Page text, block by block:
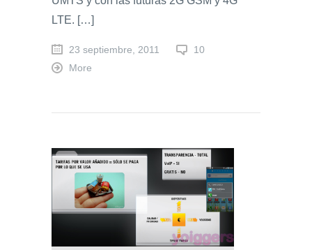
LTE. […]
23 septiembre, 2011
10
More